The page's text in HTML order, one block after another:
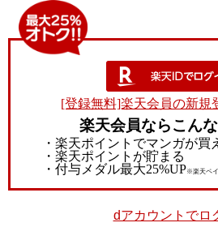
[登録無料]楽天会員の新規
楽天会員ならこん
・楽天ポイントでマンガが買
・楽天ポイントが貯まる
・付与メダル最大25%UP※楽天ペ
dアカウントでロ